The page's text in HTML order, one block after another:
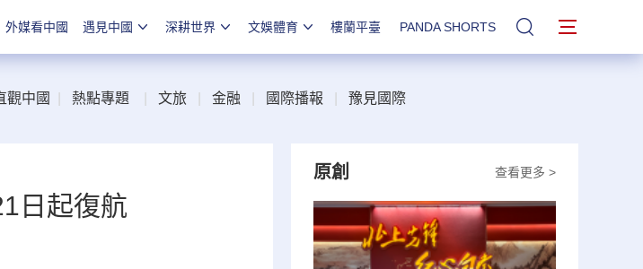
外媒看中國 遇見中國 深耕世界 文娛體育 樓蘭平臺 PANDA SHORTS 站內搜索
觀中國 熱點專題 文旅 金融 國際播報 豫見國際
日起復航
查看更多 >
原創